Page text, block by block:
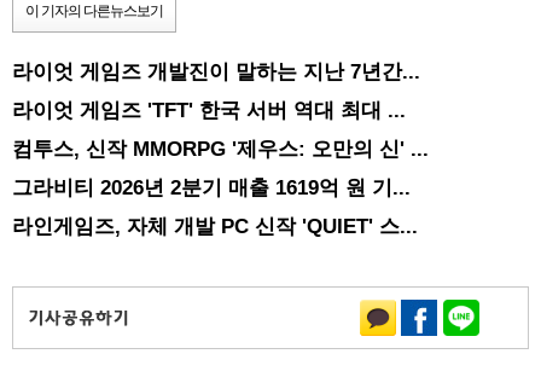
이 기자의 다른뉴스보기
라이엇 게임즈 개발진이 말하는 지난 7년간...
라이엇 게임즈 'TFT' 한국 서버 역대 최대 ...
컴투스, 신작 MMORPG '제우스: 오만의 신' ...
그라비티 2026년 2분기 매출 1619억 원 기...
라인게임즈, 자체 개발 PC 신작 'QUIET' 스...